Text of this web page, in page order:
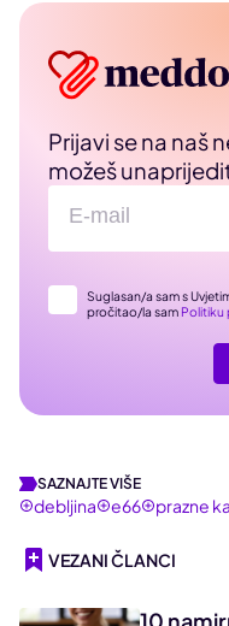
Prijavi se na naš
možeš
Suglasan/a sam s
pročitao/la sam Politiku
SAZNAJTE VIŠE
debljina e66 prazne
VEZANI ČLANCI